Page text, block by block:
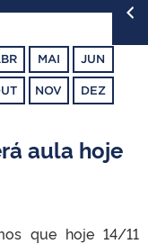
MAI JUN
NOV DEZ
aula hoje
que hoje 14/11